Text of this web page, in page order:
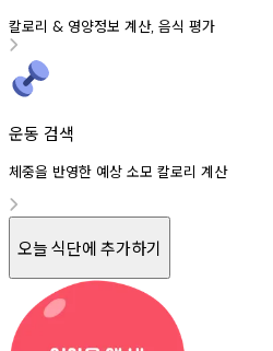
칼로리 & 영양정보 계산, 음식 평가
운동 검색
체중을 반영한 예상 소모 칼로리 계산
오늘 식단에 추가하기